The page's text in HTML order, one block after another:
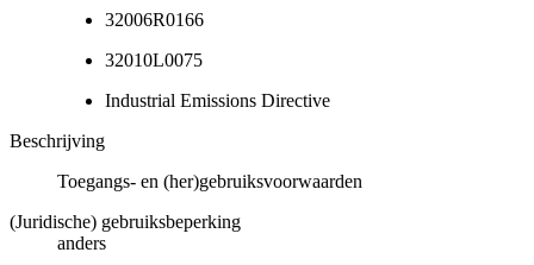
32006R0166
32010L0075
Industrial Emissions Directive
Beschrijving
Toegangs- en (her)gebruiksvoorwaarden
(Juridische) gebruiksbeperking
anders